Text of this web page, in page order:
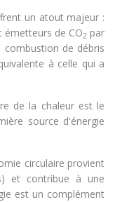
un atout majeur :
de CO2 par
de débris
à celle qui a
de la chaleur est le
source d'énergie
circulaire provient
et contribue à une
est un complément